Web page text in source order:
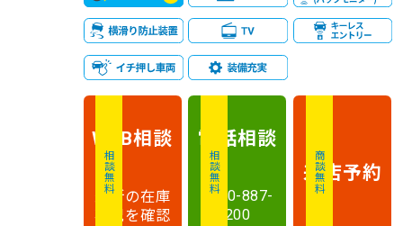
相談無料
WEB相談
最新の在庫
状況を確認
相談無料
電話相談
0120-887-
200
商談無料
来店予約